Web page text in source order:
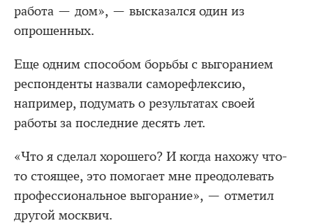
работа — дом», — высказался один из
опрошенных.
Еще одним способом борьбы с выгоранием
респонденты назвали саморефлексию,
например, подумать о результатах своей
работы за последние десять лет.
«Что я сделал хорошего? И когда нахожу что-
то стоящее, это помогает мне преодолевать
профессиональное выгорание», — отметил
другой москвич.